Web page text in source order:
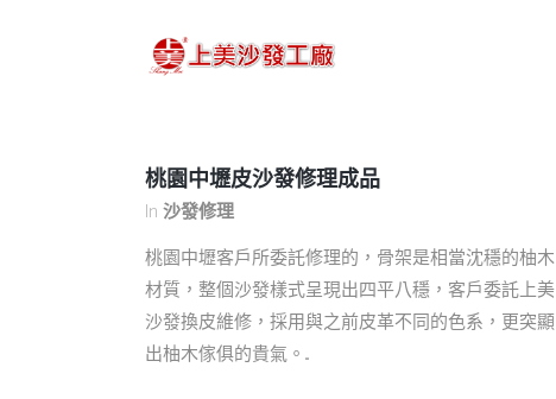
桃園中壢皮沙發修理成品
In 沙發修理
桃園中壢客戶所委託修理的，骨架是相當沈穩的柚木
材質，整個沙發樣式呈現出四平八穩，客戶委託上美
沙發換皮維修，採用與之前皮革不同的色系，更突顯
出柚木傢俱的貴氣。...